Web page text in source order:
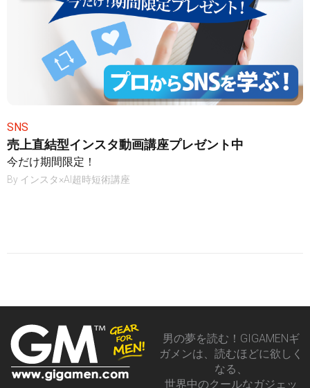
SNS
売上直結型インスタ動画講座プレゼント中
今だけ期間限定！
By インスタ×AI超時短術講座
男の夢を読む！GIGAMENギ
ガメンは、読むほどに欲しく
なる、
世界中のクールなガジェッ